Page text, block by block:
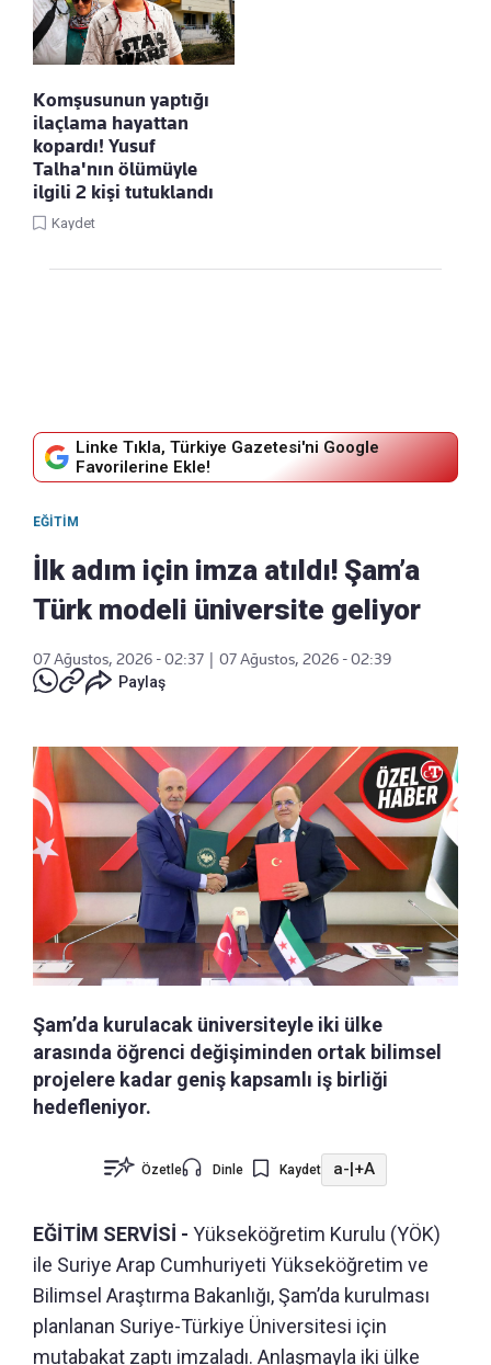
Komşusunun yaptığı
ilaçlama hayattan
kopardı! Yusuf
Talha'nın ölümüyle
ilgili 2 kişi tutuklandı
Kaydet
Linke Tıkla, Türkiye Gazetesi'ni Google
Favorilerine Ekle!
EĞITIM
İlk adım için imza atıldı! Şam’a
Türk modeli üniversite geliyor
07 Ağustos, 2026 - 02:37
07 Ağustos, 2026 - 02:39
Paylaş
Şam’da kurulacak üniversiteyle iki ülke
arasında öğrenci değişiminden ortak bilimsel
projelere kadar geniş kapsamlı iş birliği
hedefleniyor.
Özetle Dinle Kaydet a- +A
EĞİTİM SERVİSİ - Yükseköğretim Kurulu (YÖK)
ile Suriye Arap Cumhuriyeti Yükseköğretim ve
Bilimsel Araştırma Bakanlığı, Şam’da kurulması
planlanan Suriye-Türkiye Üniversitesi için
mutabakat zaptı imzaladı. Anlaşmayla iki ülke